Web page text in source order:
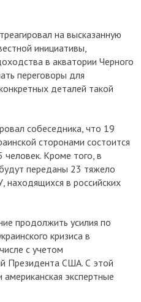
на высказанную
инициативы,
в акватории Черного
переговоры для
деталей такой
собеседника, что 19
сторонами состоится
Кроме того, в
переданы 23 тяжело
в российских
продолжить усилия по
кризиса в
с учетом
Президента США. С этой
экспертные